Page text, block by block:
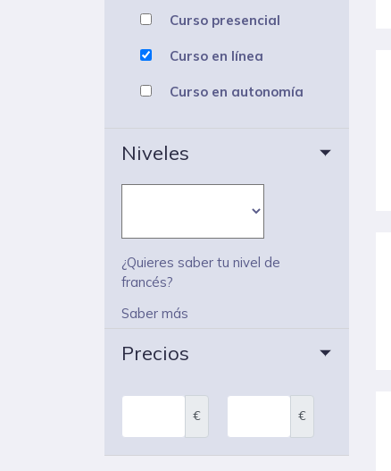
Curso presencial
Curso en línea
Curso en autonomía
Niveles
¿Quieres saber tu nivel de
francés?
Saber más
Precios
€ €